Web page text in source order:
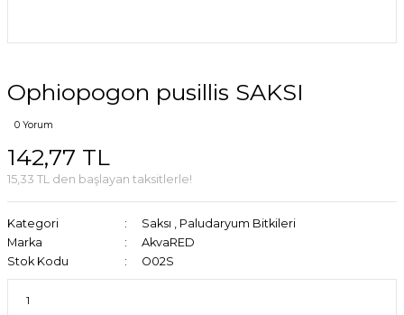
Ophiopogon pusillis SAKSI
0 Yorum
142,77 TL
15,33 TL den başlayan taksitlerle!
Kategori Saksı
Paludaryum Bitkileri
Marka
AkvaRED
Stok Kodu
O02S